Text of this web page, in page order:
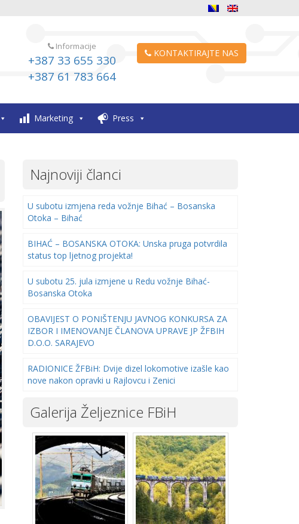
Informacije
+387 33 655 330
+387 61 783 664
KONTAKTIRAJTE NAS
Marketing Press
Najnoviji članci
U subotu izmjena reda vožnje Bihać – Bosanska
Otoka – Bihać
BIHAĆ – BOSANSKA OTOKA: Unska pruga potvrdila
status top ljetnog projekta!
U subotu 25. jula izmjene u Redu vožnje Bihać-
Bosanska Otoka
OBAVIJEST O PONIŠTENJU JAVNOG KONKURSA ZA
IZBOR I IMENOVANJE ČLANOVA UPRAVE JP ŽFBIH
D.O.O. SARAJEVO
RADIONICE ŽFBiH: Dvije dizel lokomotive izašle kao
nove nakon opravki u Rajlovcu i Zenici
Galerija Željeznice FBiH